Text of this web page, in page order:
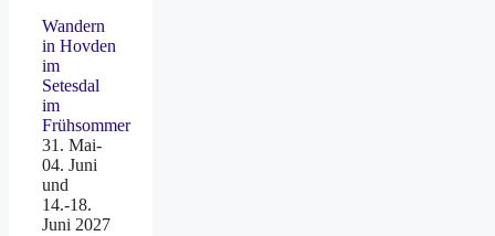
Wandern
in Hovden
im
Setesdal
im
Frühsommer
31. Mai-
04. Juni
und
14.-18.
Juni 2027